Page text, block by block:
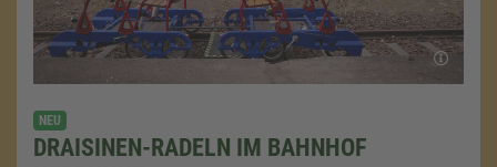
NEU
DRAISINEN-RADELN IM BAHNHOF